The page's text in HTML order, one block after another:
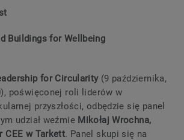
Buildings for Wellbeing
for Circularity(9 października,
poświęconej roli liderów w
przyszłości, odbędzie się panel
udział weźmie Mikołaj Wrochna,
CEE w Tarkett. Panel skupi się na